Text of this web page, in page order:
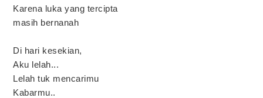
Karena luka yang tercipta
masih bernanah
Di hari kesekian,
Aku lelah...
Lelah tuk mencarimu
Kabarmu..